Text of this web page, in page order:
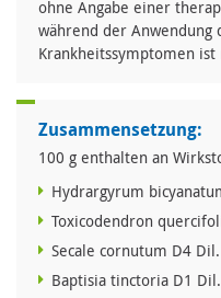
ohne Angabe einer
während der
Krankheitssymptomen
Zusammensetzung:
100 g enthalten an
Hydrargyrum
Toxicodendron
Secale cornutum D4
Baptisia tinctoria D1